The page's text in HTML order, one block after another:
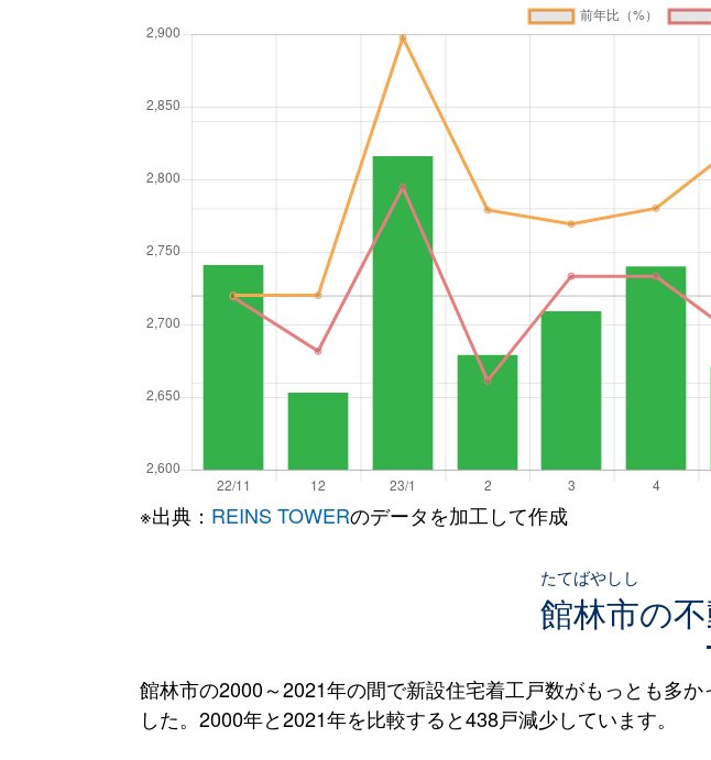
※出典： REINS TOWERのデータを加工して作成
館林市
たてばやしし
の
館林市の2000～2021年の間で新設住宅着工戸数がもっとも多
した。2000年と2021年を比較すると438戸減少しています。